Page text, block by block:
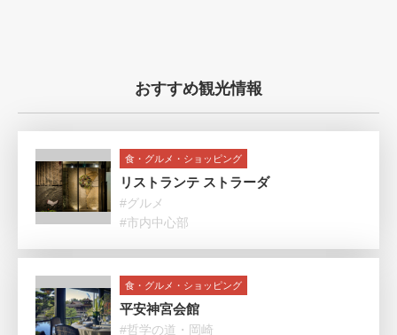
おすすめ観光情報
食・グルメ・ショッピング
リストランテ ストラーダ
#グルメ
#市内中心部
食・グルメ・ショッピング
平安神宮会館
#哲学の道・岡崎